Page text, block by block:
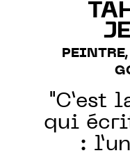
"C’est
qui
: